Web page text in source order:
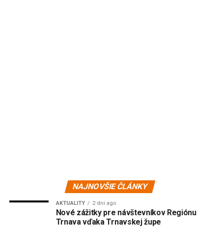
NAJNOVŠIE ČLÁNKY
AKTUALITY 2 dni ago
Nové zážitky pre návštevníkov Regiónu
Trnava vďaka Trnavskej župe